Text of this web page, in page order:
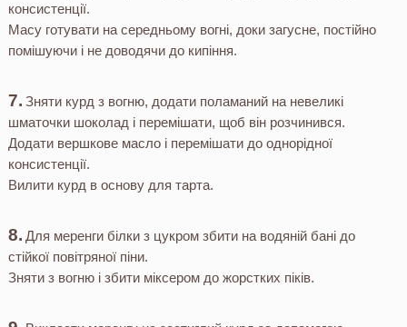
консистенції.
Масу готувати на середньому вогні, доки загусне, постійно
помішуючи і не доводячи до кипіння.
Зняти курд з вогню, додати поламаний на невеликі
шматочки шоколад і перемішати, щоб він розчинився.
Додати вершкове масло і перемішати до однорідної
консистенції.
Вилити курд в основу для тарта.
Для меренги білки з цукром збити на водяній бані до
стійкої повітряної піни.
Зняти з вогню і збити міксером до жорстких піків.